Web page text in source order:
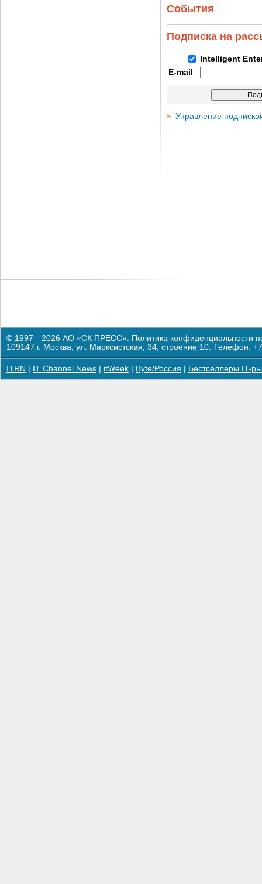
События
Подписка на
Intelligent
E-mail
Управление
© 1997—2026 АО «СК ПРЕСС». Политика конфиденциальности
109147 г. Москва, ул. Марксистская, 34, строение 10. Телефон:
ITRN IT Channel News itWeek Byte/Россия Бестселлеры IT-